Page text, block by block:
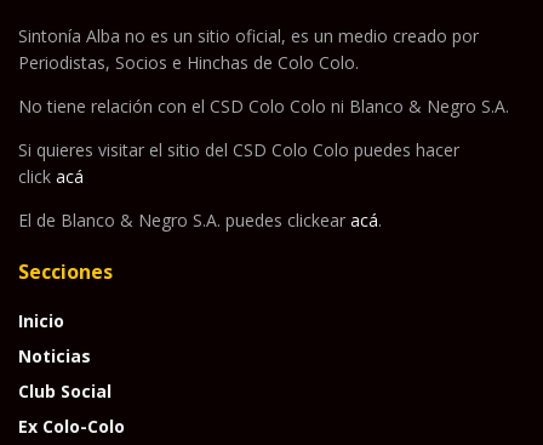
Sintonía Alba no es un sitio oficial, es un medio creado por
Periodistas, Socios e Hinchas de Colo Colo.
No tiene relación con el CSD Colo Colo ni Blanco & Negro S.A.
Si quieres visitar el sitio del CSD Colo Colo puedes hacer
click acá
El de Blanco & Negro S.A. puedes clickear acá.
Secciones
Inicio
Noticias
Club Social
Ex Colo-Colo